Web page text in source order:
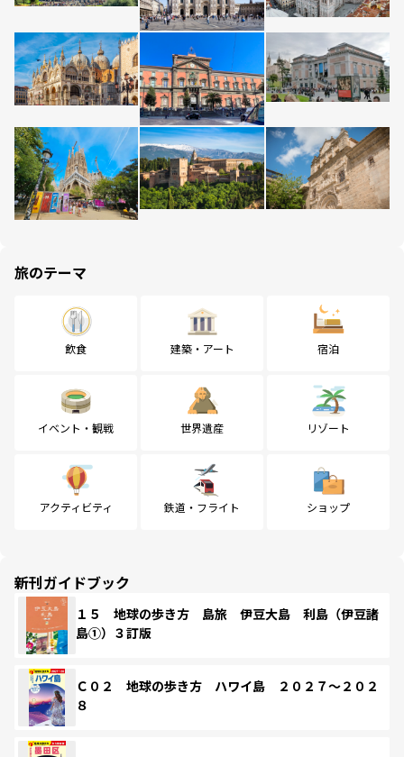
旅のテーマ
飲食 建築・アート 宿泊
イベント・観戦 世界遺産 リゾート
アクティビティ 鉄道・フライト ショップ
新刊ガイドブック
１５ 地球の歩き方 島旅 伊豆大島 利島（伊豆諸
島①）３訂版
Ｃ０２ 地球の歩き方 ハワイ島 ２０２７～２０２
８